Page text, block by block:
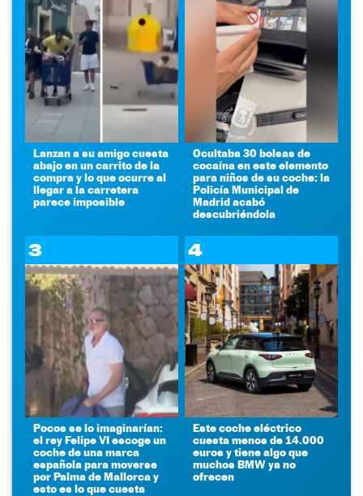
Lanzan a su amigo cuesta
abajo en un carrito de la
compra y lo que ocurre al
llegar a la carretera
parece imposible
Ocultaba 30 bolsas de
cocaína en este elemento
para niños de su coche: la
Policía Municipal de
Madrid acabó
descubriéndola
3
Pocos se lo imaginarían:
el rey Felipe VI escoge un
coche de una marca
española para moverse
por Palma de Mallorca y
esto es lo que cuesta
4
Este coche eléctrico
cuesta menos de 14.000
euros y tiene algo que
muchos BMW ya no
ofrecen